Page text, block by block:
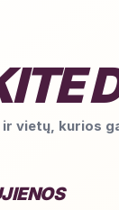
ir vietų, kurios